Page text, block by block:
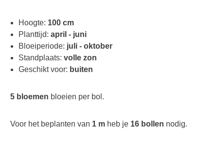
Hoogte: 100 cm
Planttijd: april - juni
Bloeiperiode: juli - oktober
Standplaats: volle zon
Geschikt voor: buiten
5 bloemen bloeien per bol.
Voor het beplanten van 1 m heb je 16 bollen nodig.